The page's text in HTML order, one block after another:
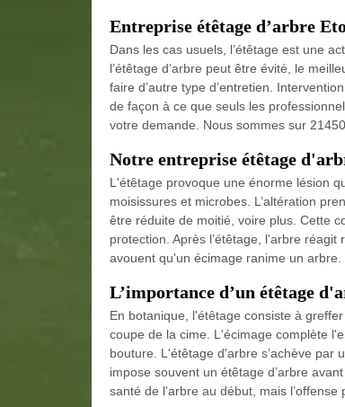
Entreprise étêtage d’arbre
Dans les cas usuels, l’étêtage est une
l’étêtage d’arbre peut être évité, le
faire d’autre type d’entretien.
de façon à ce que seuls les
votre demande. Nous sommes sur 21450.
Notre entreprise étêtage
L'étêtage provoque une énorme lésion
moisissures et microbes. L’altération
être réduite de moitié, voire plus. Cette
protection. Après l’étêtage, l'arbre
avouent qu'un écimage ranime un
L’importance d’un étêtage
En botanique, l'étêtage consiste à
coupe de la cime. L'écimage complète
bouture. L'étêtage d'arbre s’achève par
impose souvent un étêtage d’arbre
santé de l'arbre au début, mais l’offense